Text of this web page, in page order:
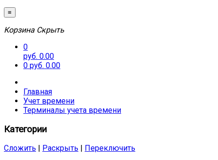
≡
Корзина Скрыть
0
руб. 0.00
0 руб. 0.00
Главная
Учет времени
Терминалы учета времени
Категории
Сложить Раскрыть
Переключить